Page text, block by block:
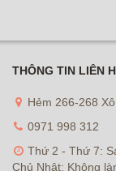
THÔNG TIN LIÊN
Hẻm 266-268
0971 998 312
Thứ 2 - Thứ 7:
Chủ Nhật: Không